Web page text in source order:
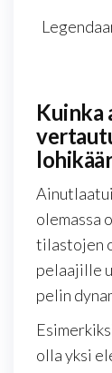
Kuinka
olemassa
tilastojen
pelaajille
pelin
olla yksi